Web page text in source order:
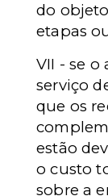
do
etapas
VII - se
serviço
que os
estão
o custo
sobre a